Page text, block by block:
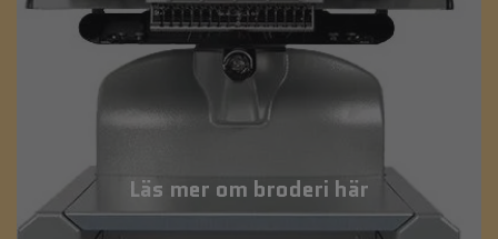
Läs mer om broderi här